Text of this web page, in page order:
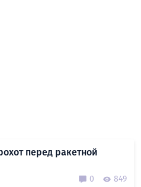
перед ракетной
0 849